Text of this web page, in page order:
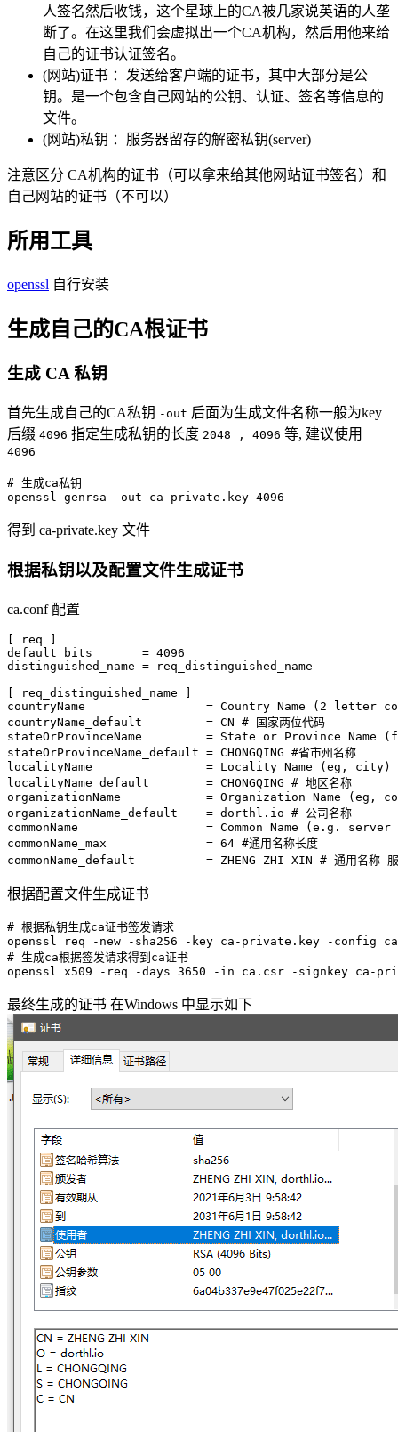
人签名然后收钱，这个星球上的CA被几家说英语的人垄
断了。在这里我们会虚拟出一个CA机构，然后用他来给
自己的证书认证签名。
(网站)证书 ：发送给客户端的证书，其中大部分是公
钥。是一个包含自己网站的公钥、认证、签名等信息的
文件。
(网站)私钥 ：服务器留存的解密私钥(server)
注意区分 CA机构的证书（可以拿来给其他网站证书签名）和
自己网站的证书（不可以）
所用工具
openssl 自行安装
生成自己的CA根证书
生成 CA 私钥
首先生成自己的CA私钥 -out 后面为生成文件名称一般为key
后缀 4096 指定生成私钥的长度 2048 , 4096 等, 建议使用
4096
# 生成ca私钥
openssl genrsa -out ca-private.key 4096
得到 ca-private.key 文件
根据私钥以及配置文件生成证书
ca.conf 配置
[ req ]
default_bits
       = 4096
distinguished_name = req_distinguished_name
[ req_distinguished_name ]
countryName
= Country Name (2 letter
countryName_default
         = CN
# 国家两位代码
stateOrProvinceName
= State or Province Name
stateOrProvinceName_default = CHONGQING #省市州名称
localityName
                = Locality Name (eg, city)
localityName_default
        = CHONGQING
# 地区名称
organizationName
= Organization Name (eg,
organizationName_default
    = dorthl.io
# 公司名称
commonName
= Common Name (e.g. server
commonName_max
              = 64
#通用名称长度
commonName_default
          = ZHENG ZHI XIN
# 通用名称
根据配置文件生成证书
# 根据私钥生成ca证书签发请求
openssl
req -new -sha256 -key ca-private.key -config
# 生成ca根据签发请求得到ca证书
openssl
x509 -req -days 3650 -in ca.csr -signkey ca-
最终生成的证书 在Windows 中显示如下